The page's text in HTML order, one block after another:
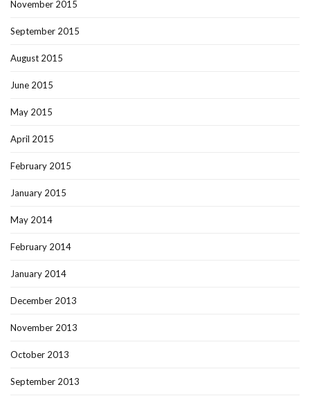
November 2015
September 2015
August 2015
June 2015
May 2015
April 2015
February 2015
January 2015
May 2014
February 2014
January 2014
December 2013
November 2013
October 2013
September 2013